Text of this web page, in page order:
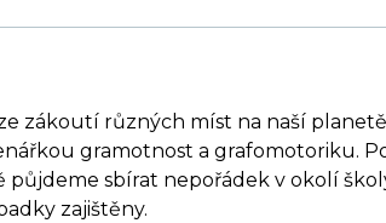
zákoutí různých míst na naší
gramotnost a grafomotoriku.
sbírat nepořádek v okolí
zajištěny.